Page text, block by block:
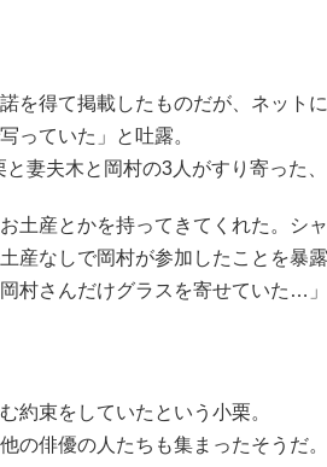
を得て掲載したものだが、ネット
っていた」と吐露。
と妻夫木と岡村の3人がすり寄った
土産とかを持ってきてくれた。シ
産なしで岡村が参加したことを暴露
村さんだけグラスを寄せていた…
約束をしていたという小栗。
の俳優の人たちも集まったそうだ。